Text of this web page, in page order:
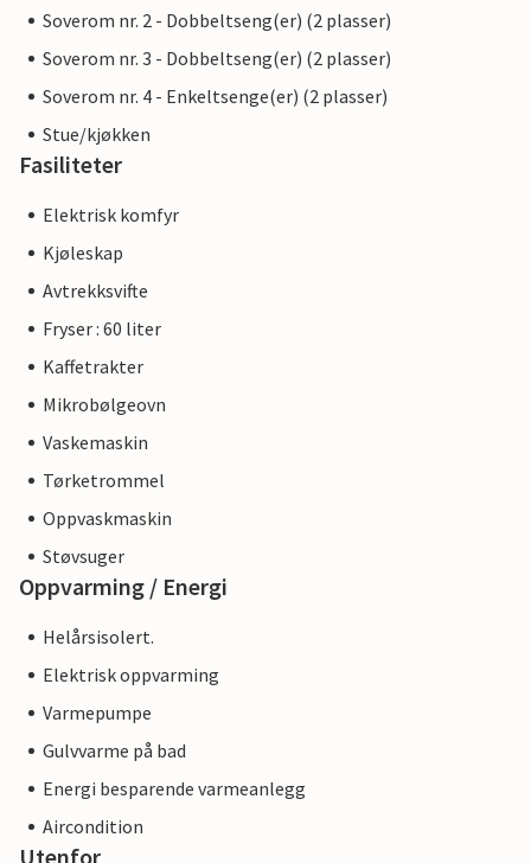
Soverom nr. 2 - Dobbeltseng(er) (2 plasser)
Soverom nr. 3 - Dobbeltseng(er) (2 plasser)
Soverom nr. 4 - Enkeltsenge(er) (2 plasser)
Stue/kjøkken
Fasiliteter
Elektrisk komfyr
Kjøleskap
Avtrekksvifte
Fryser : 60 liter
Kaffetrakter
Mikrobølgeovn
Vaskemaskin
Tørketrommel
Oppvaskmaskin
Støvsuger
Oppvarming / Energi
Helårsisolert.
Elektrisk oppvarming
Varmepumpe
Gulvvarme på bad
Energi besparende varmeanlegg
Aircondition
Utenfor